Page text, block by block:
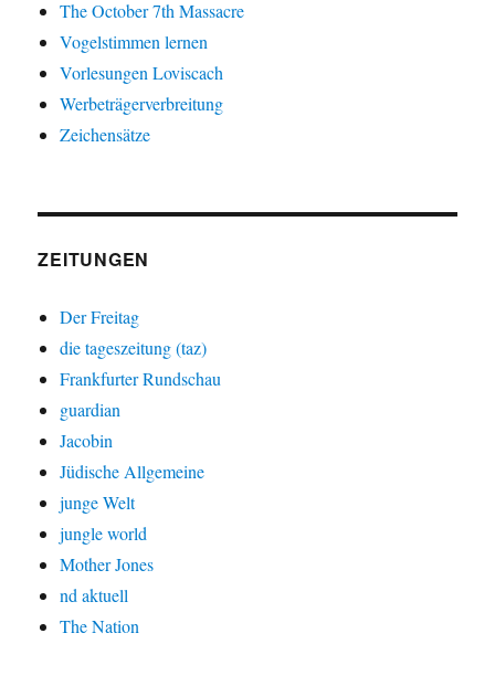
The October 7th Massacre
Vogelstimmen lernen
Vorlesungen Loviscach
Werbeträgerverbreitung
Zeichensätze
ZEITUNGEN
Der Freitag
die tageszeitung (taz)
Frankfurter Rundschau
guardian
Jacobin
Jüdische Allgemeine
junge Welt
jungle world
Mother Jones
nd aktuell
The Nation